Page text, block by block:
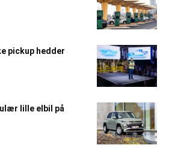
pickup hedder
lille elbil på